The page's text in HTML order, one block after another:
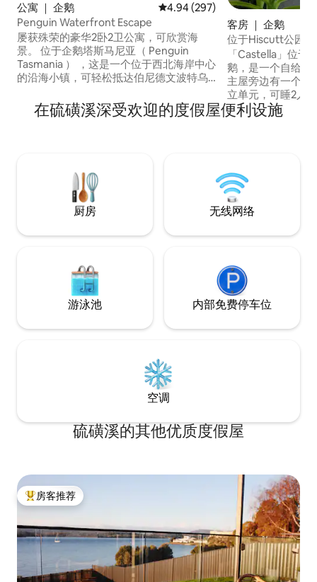
公寓 ｜ 企鹅 平均评分 4.94 分（满分 5 分），
4.94 (297)
Penguin Waterfront Escape
屡获殊荣的豪华2卧2卫公寓，可欣赏海
景。 位于企鹅塔斯马尼亚（ Penguin
Tasmania ） ，这是一个位于西北海岸中心
的沿海小镇，可轻松抵达伯尼德文波特乌
Ulverstone ） ，距离摇篮山（ Cradle
Mountain ）约1小时车程 我们距离伯尼（
自然栖息地。 附近有草莓农场（
Strawberry Farm ）和Anvers巧克力工厂
（ YUM ）。
客房 ｜ 企鹅
位于Hiscutt公园的
「Castella」位于
鹅，是一个自给自
主屋旁边有一个设
立单元，可睡2人，
茶和咖啡。迷人的
海斯茨公园（
坦利（ Stanley ）
Launceston ）和
游。
在硫磺溪深受欢迎的度假屋便利设施
厨房 无线网络
游泳池 内部免费停车位
空调
硫磺溪的其他优质度假屋
热门「房客推荐」
房客推荐